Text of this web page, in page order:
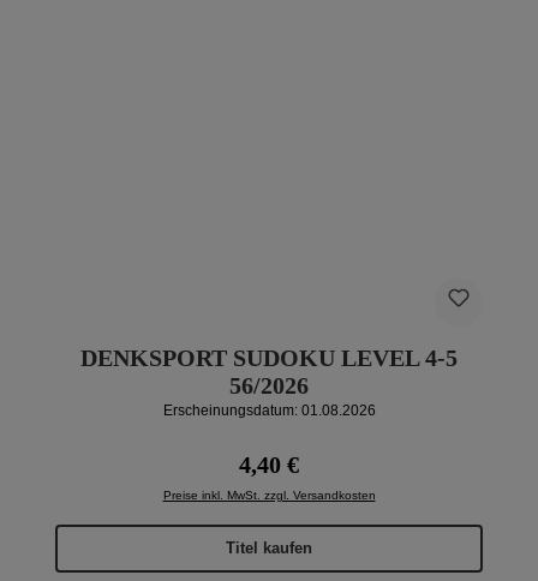
DENKSPORT SUDOKU LEVEL 4-5
56/2026
Erscheinungsdatum: 01.08.2026
Regulärer Preis:
4,40 €
Preise inkl. MwSt. zzgl. Versandkosten
Titel kaufen